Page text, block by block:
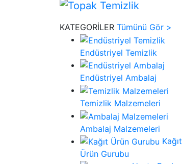
KATEGORİLER Tümünü Gör >
Endüstriyel Temizlik
Endüstriyel Ambalaj
Temizlik Malzemeleri
Ambalaj Malzemeleri
Kağıt
Ürün Gurubu